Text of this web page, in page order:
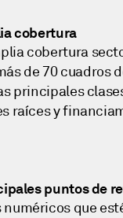
cobertura
cobertura
de 70 cuadros
principales
raíces y
puntos de
numéricos que